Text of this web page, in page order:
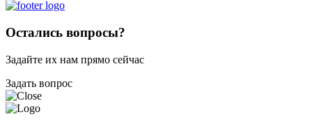
Остались вопросы?
Задайте их нам прямо сейчас
Задать вопрос